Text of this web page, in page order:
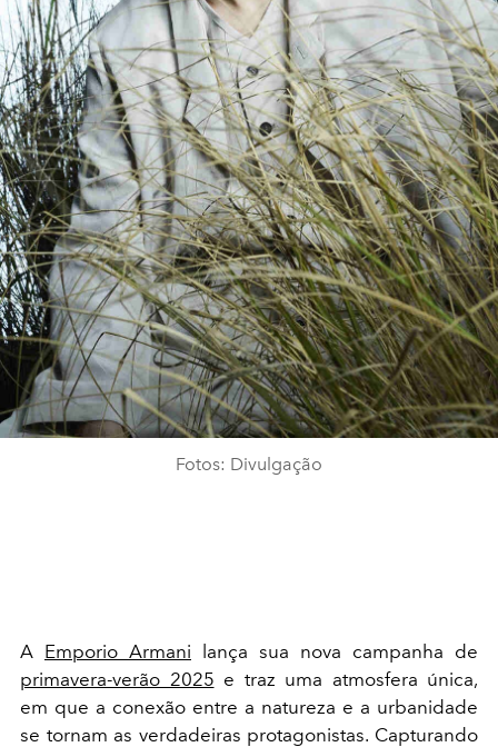
Fotos: Divulgação
A Emporio Armani lança sua nova campanha de
primavera-verão 2025 e traz uma atmosfera única,
em que a conexão entre a natureza e a urbanidade
se tornam as verdadeiras protagonistas. Capturando